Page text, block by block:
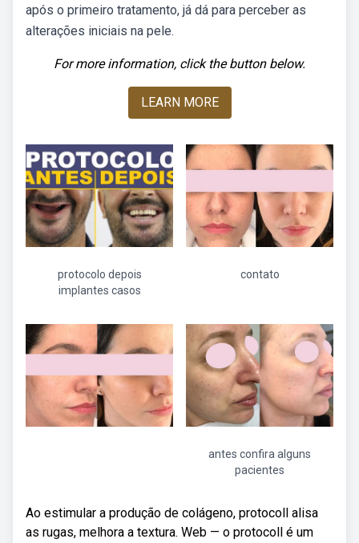
após o primeiro tratamento, já dá para perceber as
alterações iniciais na pele.
For more information, click the button below.
LEARN MORE
protocolo depois
implantes casos
contato
antes confira alguns
pacientes
Ao estimular a produção de colágeno, protocoll alisa
as rugas, melhora a textura. Web — o protocoll é um